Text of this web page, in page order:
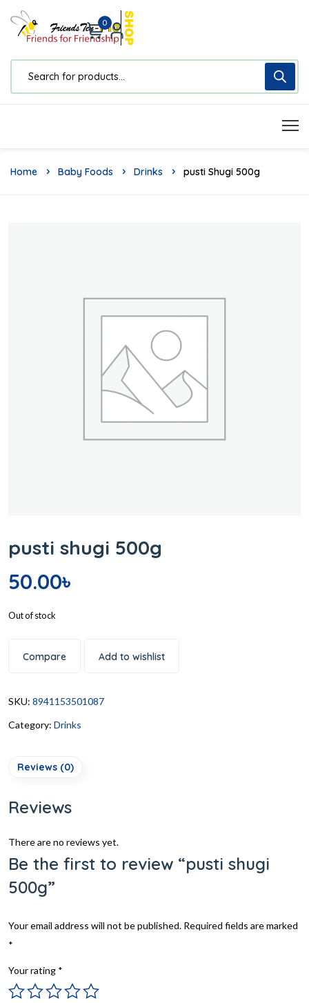
0
Home Baby Foods Drinks Pusti Shugi 500g
pusti shugi 500g
50.00৳
Out of stock
Compare Add to wishlist
SKU: 8941153501087
Category: Drinks
Reviews (0)
Reviews
There are no reviews yet.
Be the first to review “pusti shugi
500g”
Your email address will not be published. Required fields are marked
*
Your rating *